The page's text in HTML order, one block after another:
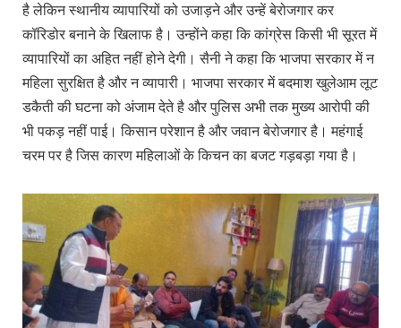
है लेकिन स्थानीय व्यापारियों को उजाड़ने और उन्हें बेरोजगार कर
कॉरिडोर बनाने के खिलाफ है। उन्होंने कहा कि कांग्रेस किसी भी सूरत में
व्यापारियों का अहित नहीं होने देगी। सैनी ने कहा कि भाजपा सरकार में न
महिला सुरक्षित है और न व्यापारी। भाजपा सरकार में बदमाश खुलेआम लूट
डकैती की घटना को अंजाम देते है और पुलिस अभी तक मुख्य आरोपी की
भी पकड़ नहीं पाई। किसान परेशान है और जवान बेरोजगार है। महंगाई
चरम पर है जिस कारण महिलाओं के किचन का बजट गड़बड़ा गया है।